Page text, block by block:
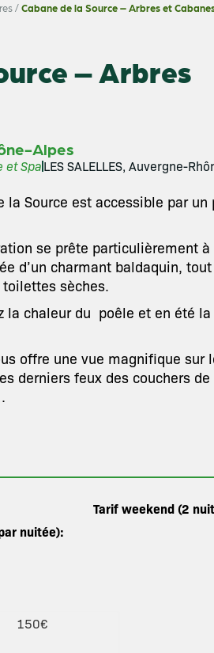
/Cabane de la Source – Arbres et
– Arbres
Alpes
et SpaLES SALELLES, Auvergne-
la Source est accessible par
se prête particulièrement
d’un charmant baldaquin,
sèches.
la chaleur du poêle et en été
offre une vue magnifique sur
derniers feux des couchers
Tarif weekend (2
nuitée):
150€